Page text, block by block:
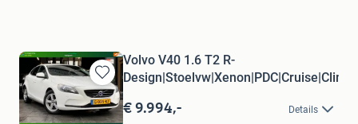
Bewaren
in
Mijn
Volvo V40 1.6 T2 R-
€ 9.994,- Details